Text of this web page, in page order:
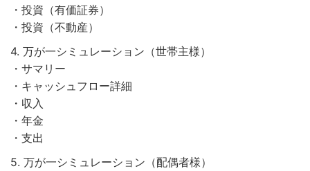
・投資（有価証券）
・投資（不動産）
4. 万が一シミュレーション（世帯主様）
・サマリー
・キャッシュフロー詳細
・収入
・年金
・支出
5. 万が一シミュレーション（配偶者様）